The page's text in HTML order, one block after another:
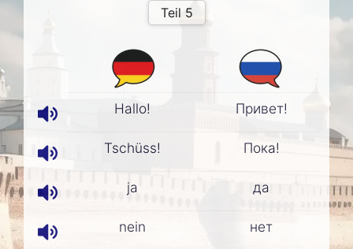
Hallo! Привет!
Tschüss! Пока!
ja да
nein нет